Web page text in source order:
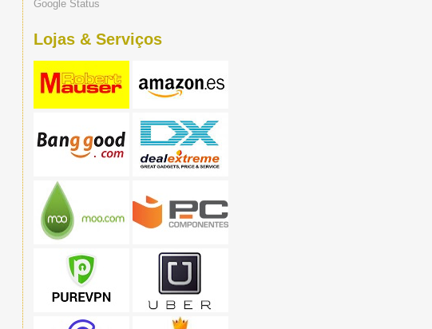
Google Status
Lojas & Serviços